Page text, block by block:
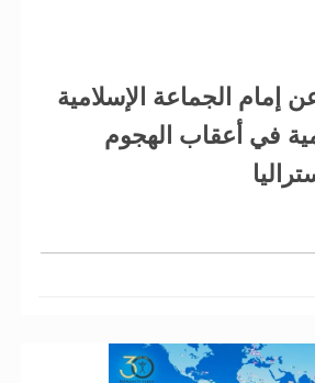
إمام الجماعة الإسلامية
في أعقاب الهجوم